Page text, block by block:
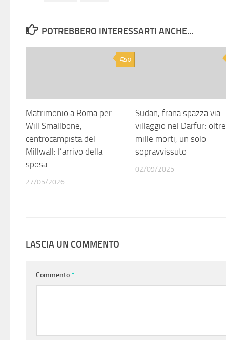
POTREBBERO INTERESSARTI ANCHE...
0
Matrimonio a Roma per
Will Smallbone,
centrocampista del
Millwall: l’arrivo della
sposa
27/05/2026
Sudan, frana spazza via
villaggio nel Darfur: oltre
mille morti, un solo
sopravvissuto
02/09/2025
LASCIA UN COMMENTO
Commento*